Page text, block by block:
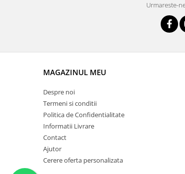
Urmareste-
MAGAZINUL MEU
Despre noi
Termeni si conditii
Politica de Confidentialitate
Informatii Livrare
Contact
Ajutor
Cerere oferta personalizata